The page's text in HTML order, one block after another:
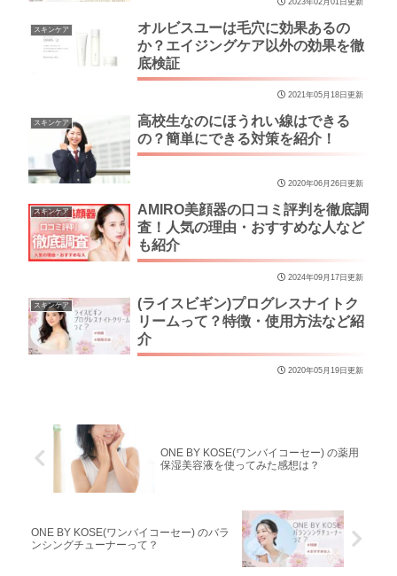
スキンケア
オルビスユーは毛穴に効果あるの
か？エイジングケア以外の効果を徹
底検証
2021年05月18日更新
スキンケア
高校生なのにほうれい線はできる
の？簡単にできる対策を紹介！
2020年06月26日更新
スキンケア
AMIRO美顔器の口コミ評判を徹底調
査！人気の理由・おすすめな人など
も紹介
2024年09月17日更新
スキンケア
(ライスビギン)プログレスナイトク
リームって？特徴・使用方法など紹
介
2020年05月19日更新
ONE BY KOSE(ワンバイコーセー) の薬用
保湿美容液を使ってみた感想は？
ONE BY KOSE(ワンバイコーセー) のバラ
ンシングチューナーって？